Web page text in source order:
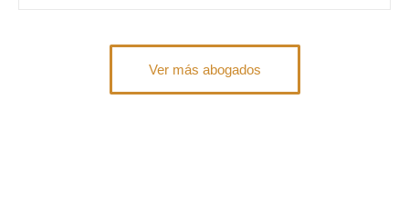
Ver más abogados